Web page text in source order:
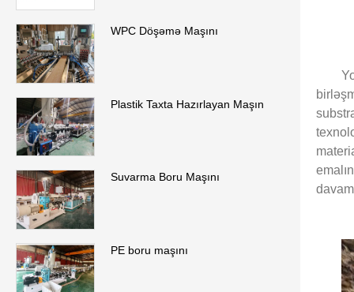
WPC Döşəmə Maşını
Plastik Taxta Hazırlayan Maşın
Suvarma Boru Maşını
PE boru maşını